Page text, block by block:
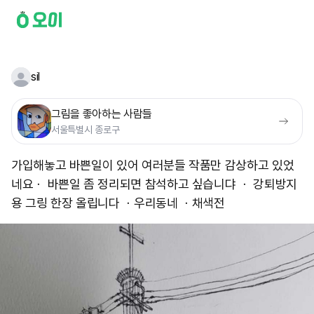
sil
그림을 좋아하는 사람들
서울특별시 종로구
가입해놓고 바쁜일이 있어 여러분들 작품만 감상하고 있었
네요ㆍ 바쁜일 좀 정리되면 참석하고 싶습니댜 ㆍ 강퇴방지
용 그링 한장 올립니다 ㆍ우리동네 ㆍ채색전